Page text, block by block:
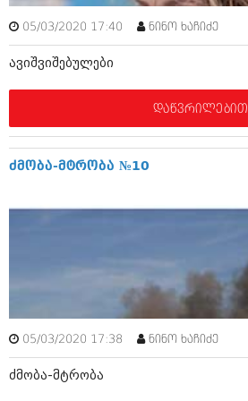
სექტემბერი 2017 (261)
აგვისტო 2017 (212)
ივლისი 2017 (233)
ივნისი 2017 (265)
მაისი 2017 (216)
მარტი 2017 (212)
სექტემბერი 2016 (224)
აგვისტო 2016 (258)
ივლისი 2016 (211)
ივნისი 2016 (221)
მაისი 2016 (261)
აპრილი 2016 (215)
მარტი 2016 (200)
05/03/2020 17:40 ნინო ხაჩიძე
ავიშვიშებულები
დაწვრილებით
ძმობა-მტრობა №10
05/03/2020 17:38 ნინო ხაჩიძე
ძმობა-მტრობა